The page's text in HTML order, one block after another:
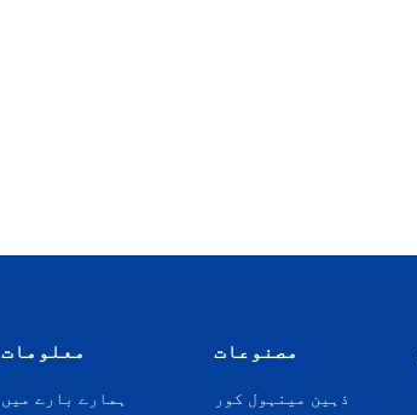
معلومات
ہمارے بارے میں
مصنوعات
ذہین مینہول کور